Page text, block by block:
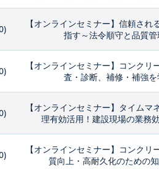
【オンラインセミナー】信頼され
指す～法令順守と品質管
【オンラインセミナー】コンクリ
査・診断、補修・補強
【オンラインセミナー】タイムマ
理有効活用！建設現場の業務
【オンラインセミナー】コンクリ
質向上・高耐久化のための